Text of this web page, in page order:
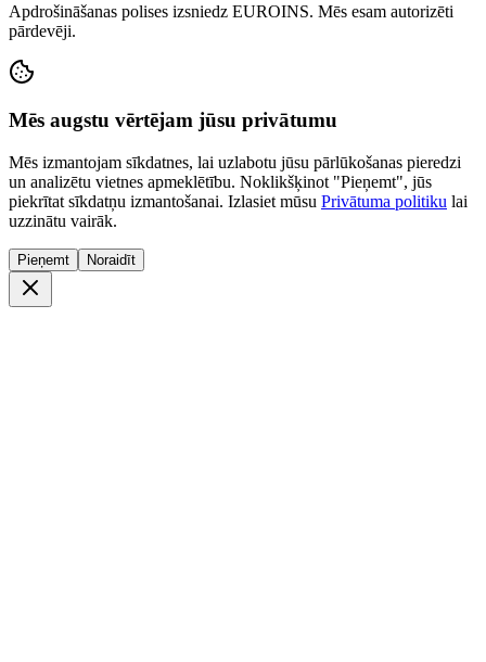
Apdrošināšanas polises izsniedz EUROINS. Mēs esam autorizēti
pārdevēji.
Mēs augstu vērtējam jūsu privātumu
Mēs izmantojam sīkdatnes, lai uzlabotu jūsu pārlūkošanas pieredzi
un analizētu vietnes apmeklētību. Noklikšķinot "Pieņemt", jūs
piekrītat sīkdatņu izmantošanai. Izlasiet mūsu Privātuma politiku lai
uzzinātu vairāk.
Pieņemt Noraidīt